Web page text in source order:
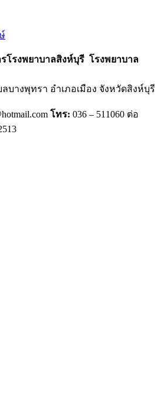
โรงพยาบาลสิงห์บุรี โรงพยาบาล
บางพุทรา อำเภอเมือง จังหวัดสิงห์บุรี
โทร: 036 – 511060 ต่อ